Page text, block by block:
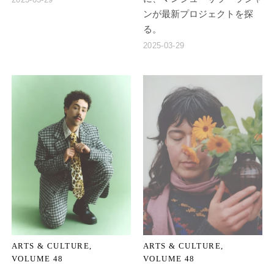
ンが最新プロジェクトを探
る。
2025-03-29
ARTS & CULTURE
VOLUME 48
ARTS & CULTURE
VOLUME 48